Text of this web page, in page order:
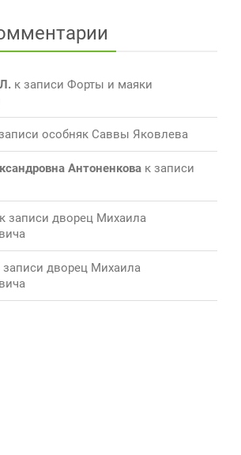
к записи Форты и маяки
особняк Саввы Яковлева
Антоненкова к записи
к записи дворец Михаила
записи дворец Михаила